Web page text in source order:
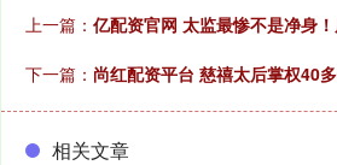
上一篇： 亿配资官网 太监最惨不是净身
下一篇： 尚红配资平台 慈禧太后掌权40
相关文章